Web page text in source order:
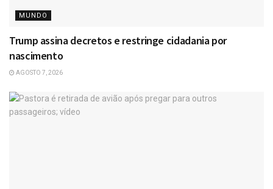
MUNDO
Trump assina decretos e restringe cidadania por
nascimento
AGOSTO 7, 2026